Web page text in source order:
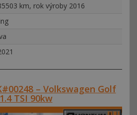
km, rok výroby 2016
– Volkswagen Golf
1.4 TSI 90kw